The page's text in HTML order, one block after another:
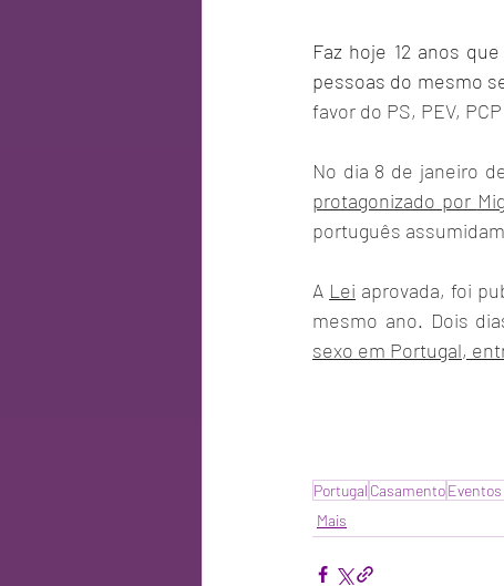
Faz hoje 12 anos
pessoas do mesmo
favor do PS, PEV,
No dia 8 de janeiro
protagonizado por
português
A Lei aprovada, foi
mesmo ano. Dois
sexo em Portugal,
Portugal Casamento
Mais